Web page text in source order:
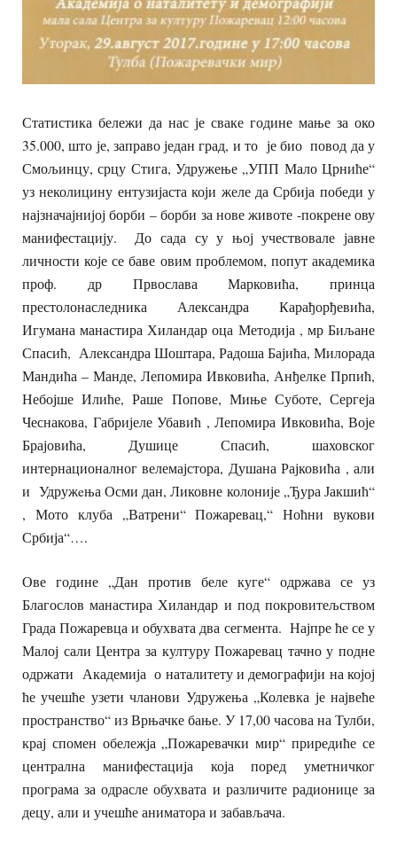
Статистика бележи да нас је сваке године мање за око
35.000, што је, заправо један град, и то је био повод да у
Смољинцу, срцу Стига, Удружење „УПП Мало Црниће“
уз неколицину ентузијаста који желе да Србија победи у
најзначајнијој борби – борби за нове животе -покрене ову
манифестацију. До сада су у њој учествовале јавне
личности које се баве овим проблемом, попут академика
проф. др Првослава Марковића, принца
престолонаследника Александра Карађорђевића,
Игумана манастира Хиландар оца Методија , мр Биљане
Спасић, Александра Шоштара, Радоша Бајића, Милорада
Мандића – Манде, Лепомира Ивковића, Анђелке Прпић,
Небојше Илиће, Раше Попове, Миње Суботе, Сергеја
Чеснакова, Габријеле Убавић , Лепомира Ивковића, Воје
Брајовића, Душице Спасић, шаховског
интернационалног велемајстора, Душана Рајковића , али
и Удружeња Осми дан, Ликовне колоније „Ђура Јакшић“
, Мото клуба „Ватрени“ Пожаревац,“ Ноћни вукови
Србија“….
Ове године „Дан против беле куге“ одржава се уз
Благослов манастира Хиландар и под покровитељством
Града Пожаревца и обухвата два сегмента. Најпре ће се у
Малој сали Центра за културу Пожаревац тачно у подне
одржати Академија о наталитету и демографији на којој
ће учешће узети чланови Удружења „Колевка је највеће
пространство“ из Врњачке бање. У 17,00 часова на Тулби,
крај спомен обележја „Пожаревачки мир“ приредиће се
централна манифестација која поред уметничког
програма за одрасле обухвата и различите радионице за
децу, али и учешће аниматора и забављача.